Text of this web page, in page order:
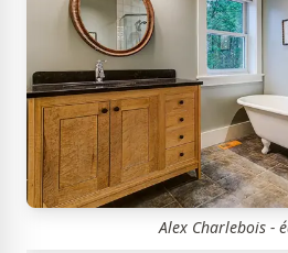
Alex Charlebois -